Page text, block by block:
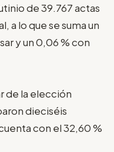
de 39.767 actas
a lo que se suma un
y un 0,06 % con
de la elección
dieciséis
con el 32,60 %